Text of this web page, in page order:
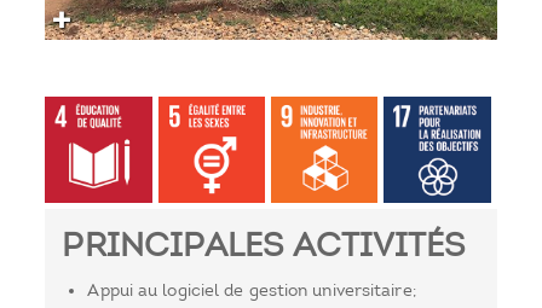
PRINCIPALES ACTIVITÉS
Appui au logiciel de gestion universitaire;